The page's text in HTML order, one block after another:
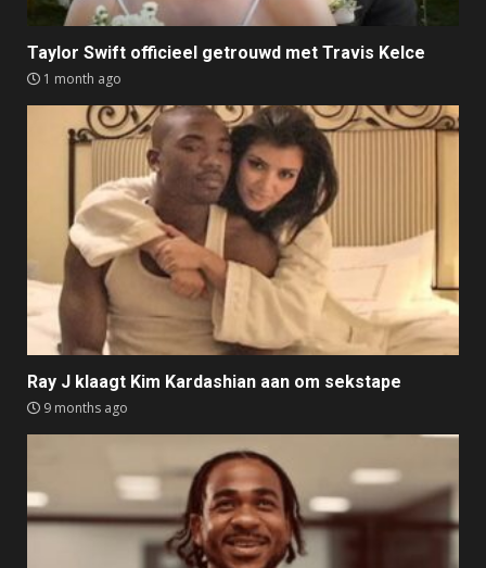
Taylor Swift officieel getrouwd met Travis Kelce
1 month ago
Ray J klaagt Kim Kardashian aan om sekstape
9 months ago